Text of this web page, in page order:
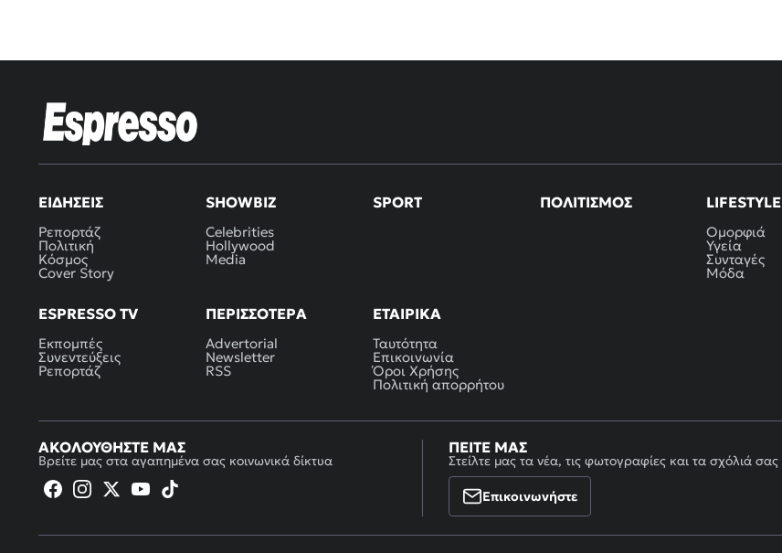
ΕΙΔΉΣΕΙΣ
Ρεπορτάζ
Πολιτική
Κόσμος
Cover Story
SHOWBIZ
Celebrities
Hollywood
Media
SPORT ΠΟΛΙΤΙΣΜΌΣ LIFESTYLE
Ομορφιά
Υγεία
Συνταγές
Μόδα
ESPRESSO TV
Εκπομπές
Συνεντεύξεις
Ρεπορτάζ
ΠΕΡΙΣΣΌΤΕΡΑ
Advertorial
Newsletter
RSS
ΕΤΑΙΡΙΚΆ
Ταυτότητα
Επικοινωνία
Όροι Χρήσης
Πολιτική απορρήτου
ΑΚΟΛΟΥΘΉΣΤΕ ΜΑΣ
Βρείτε μας στα αγαπημένα σας κοινωνικά δίκτυα
ΠΕΊΤΕ ΜΑΣ
Στείλτε μας τα νέα, τις φωτογραφίες και τα σχόλιά σας
Επικοινωνήστε